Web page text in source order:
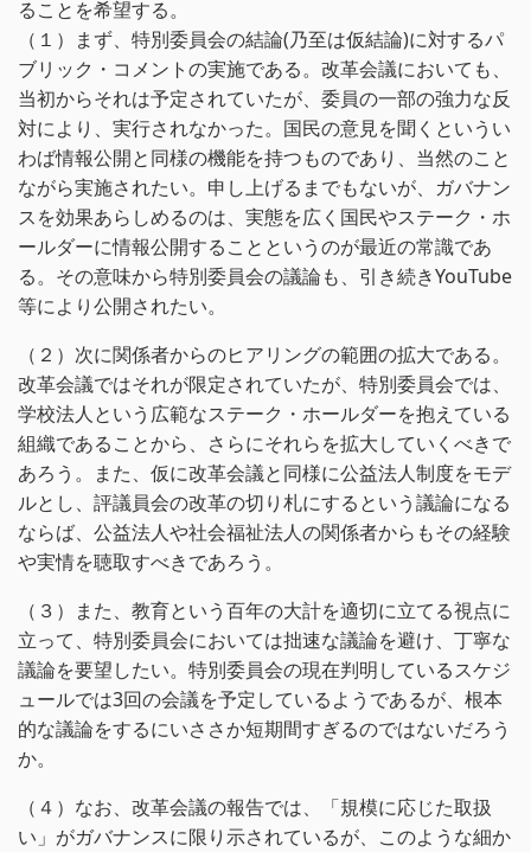
ることを希望する。
（１）まず、特別委員会の結論(乃至は仮結論)に対するパ
ブリック・コメントの実施である。改革会議においても、
当初からそれは予定されていたが、委員の一部の強力な反
対により、実行されなかった。国民の意見を聞くというい
わば情報公開と同様の機能を持つものであり、当然のこと
ながら実施されたい。申し上げるまでもないが、ガバナン
スを効果あらしめるのは、実態を広く国民やステーク・ホ
ールダーに情報公開することというのが最近の常識であ
る。その意味から特別委員会の議論も、引き続きYouTube
等により公開されたい。
（２）次に関係者からのヒアリングの範囲の拡大である。
改革会議ではそれが限定されていたが、特別委員会では、
学校法人という広範なステーク・ホールダーを抱えている
組織であることから、さらにそれらを拡大していくべきで
あろう。また、仮に改革会議と同様に公益法人制度をモデ
ルとし、評議員会の改革の切り札にするという議論になる
ならば、公益法人や社会福祉法人の関係者からもその経験
や実情を聴取すべきであろう。
（３）また、教育という百年の大計を適切に立てる視点に
立って、特別委員会においては拙速な議論を避け、丁寧な
議論を要望したい。特別委員会の現在判明しているスケジ
ュールでは3回の会議を予定しているようであるが、根本
的な議論をするにいささか短期間すぎるのではないだろう
か。
（４）なお、改革会議の報告では、「規模に応じた取扱
い」がガバナンスに限り示されているが、このような細か